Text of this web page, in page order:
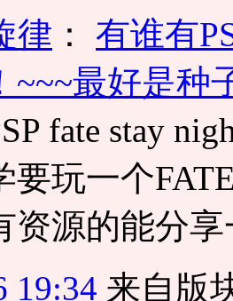
律 ： 有谁有
~~~最好是种
fate stay
要玩一个
资源的能分
19:34 来自版